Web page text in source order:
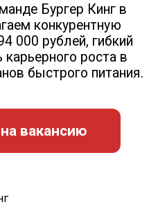
Бургер Кинг в
конкурентную
000 рублей, гибкий
роста в
быстрого питания.
вакансию